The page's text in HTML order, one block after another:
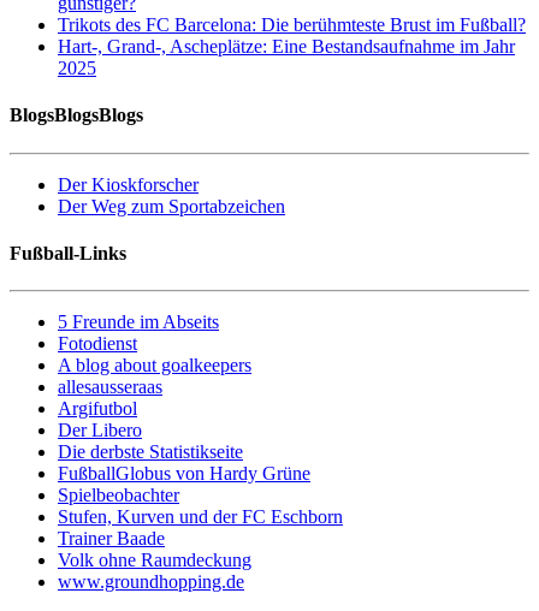
Trikots des FC Barcelona: Die berühmteste Brust im Fußball?
Hart-, Grand-, Ascheplätze: Eine Bestandsaufnahme im Jahr
2025
BlogsBlogsBlogs
Der Kioskforscher
Der Weg zum Sportabzeichen
Fußball-Links
5 Freunde im Abseits
Fotodienst
A blog about goalkeepers
allesausseraas
Argifutbol
Der Libero
Die derbste Statistikseite
FußballGlobus von Hardy Grüne
Spielbeobachter
Stufen, Kurven und der FC Eschborn
Trainer Baade
Volk ohne Raumdeckung
www.groundhopping.de